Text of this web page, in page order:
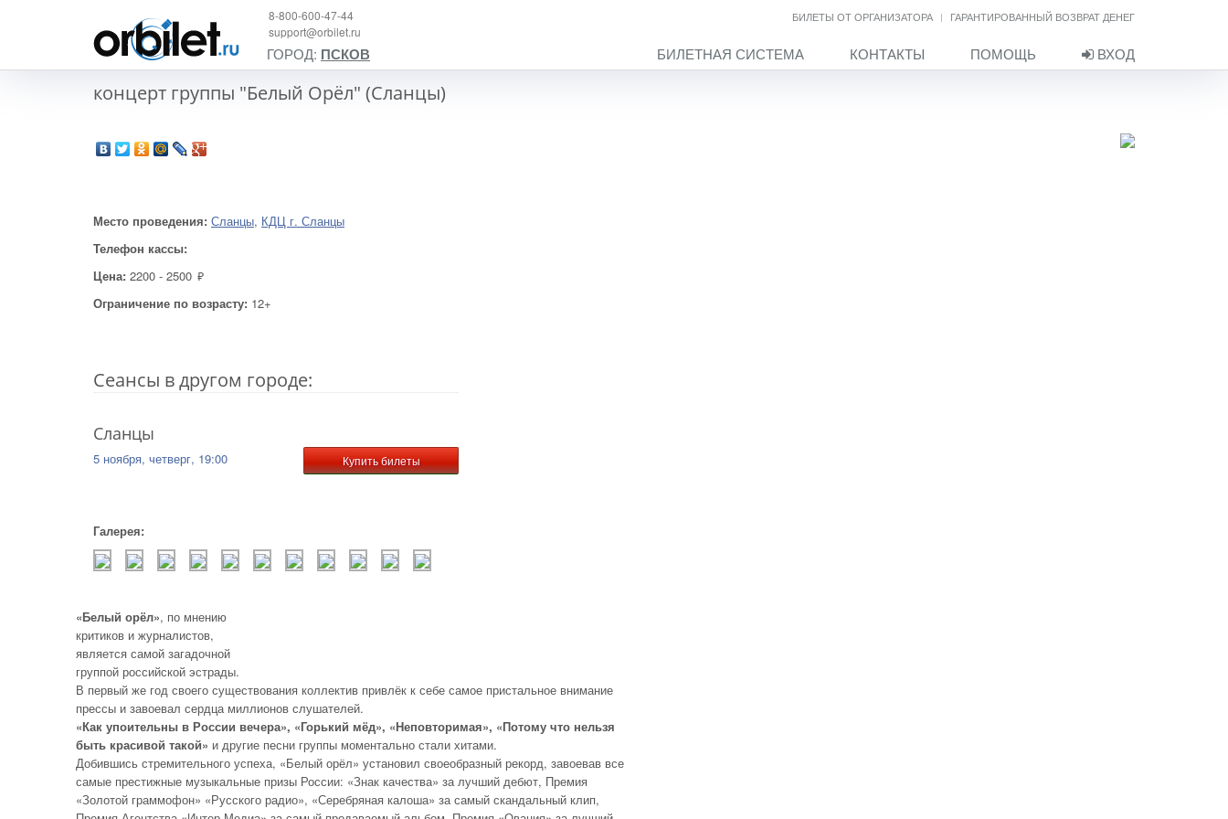
БИЛЕТЫ ОТ ОРГАНИЗАТОРА ГАРАНТИРОВАННЫЙ ВОЗВРАТ ДЕНЕГ
8-800-600-47-44
support@orbilet.ru
ГОРОД: ПСКОВ БИЛЕТНАЯ СИСТЕМА КОНТАКТЫ ПОМОЩЬ ВХОД
концерт группы "Белый Орёл" (Сланцы)
Место проведения: Сланцы, КДЦ г. Сланцы
Телефон кассы:
Цена: 2200 - 2500 руб.
Ограничение по возрасту: 12+
Cеансы в другом городе:
Сланцы
5 ноября, четверг, 19:00 Купить билеты
Галерея:
«Белый орёл», по мнению
критиков и журналистов,
является самой загадочной
группой российской эстрады.
В первый же год своего существования коллектив привлёк к себе самое пристальное внимание
прессы и завоевал сердца миллионов слушателей.
«Как упоительны в России вечера», «Горький мёд», «Неповторимая», «Потому что нельзя
быть красивой такой» и другие песни группы моментально стали хитами.
Добившись стремительного успеха, «Белый орёл» установил своеобразный рекорд, завоевав все
самые престижные музыкальные призы России: «Знак качества» за лучший дебют, Премия
«Золотой граммофон» «Русского радио», «Серебряная калоша» за самый скандальный клип,